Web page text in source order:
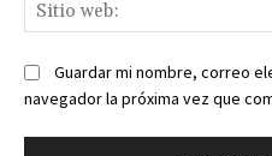
Guardar mi nombre, correo
navegador la próxima vez que